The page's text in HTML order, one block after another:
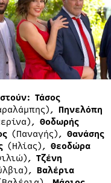
Τάσος
Πηνελόπη
Θοδωρής
(Παναγής), Θανάσης
(Ηλίας), Θεοδώρα
Τζένη
Βαλέρια